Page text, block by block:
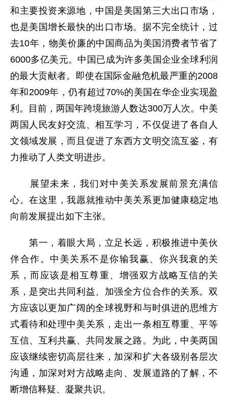
和主要投资来源地，中国是美国第三大出口市场，
也是美国增长最快的出口市场。据不完全统计，过
去10年，物美价廉的中国商品为美国消费者节省了
6000多亿美元。中国已成为许多美国企业全球利润
的最大贡献者。即使在国际金融危机最严重的2008
年和2009年，仍有超过70%的美国在华企业实现盈
利。目前，两国年跨境旅游人数达300万人次。中美
两国人民友好交流、相互学习，不仅促进了各自人
文领域发展，而且促进了东西方文明交流互鉴，有
力推动了人类文明进步。
展望未来，我们对中美关系发展前景充满信
心。在这里，我愿就推动中美关系更加健康稳定地
向前发展提出如下主张。
第一，着眼大局，立足长远，积极推进中美伙
伴合作。中美关系不是你输我赢、你兴我衰的关
系，而应该是相互尊重、增强双方战略互信的关
系，是突出共同利益、加强全方位合作的关系。双
方应该以更加广阔的全球视野和与时俱进的思维方
式看待和处理中美关系，走出一条相互尊重、平等
互信、互利共赢、共同发展之路。为此，中美两国
应该继续密切高层往来，加深和扩大各级别各层次
沟通，加深对对方战略走向、发展道路的了解，不
断增信释疑、凝聚共识。